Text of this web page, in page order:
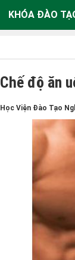
KHÓA ĐÀO
Chế độ ăn
Học Viện Đào Tạo